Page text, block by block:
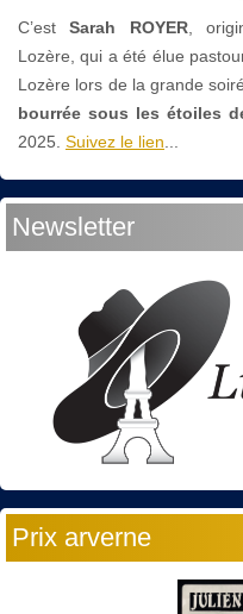
C’estSarah ROYER,
Lozère, qui a été élue
Lozère lors de la grande
bourrée sous les étoiles
2025. Suivez le lien
Newsletter
Prix arverne